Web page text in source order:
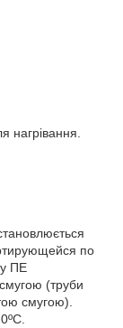
нагрівання.
по
ПЕ
(труби
смугою).